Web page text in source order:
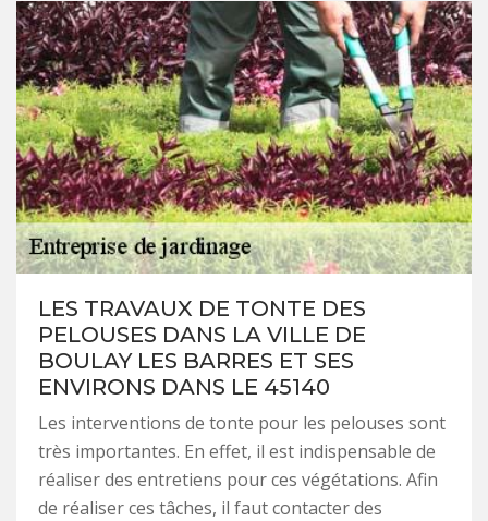
LES TRAVAUX DE TONTE DES
PELOUSES DANS LA VILLE DE
BOULAY LES BARRES ET SES
ENVIRONS DANS LE 45140
Les interventions de tonte pour les pelouses sont
très importantes. En effet, il est indispensable de
réaliser des entretiens pour ces végétations. Afin
de réaliser ces tâches, il faut contacter des